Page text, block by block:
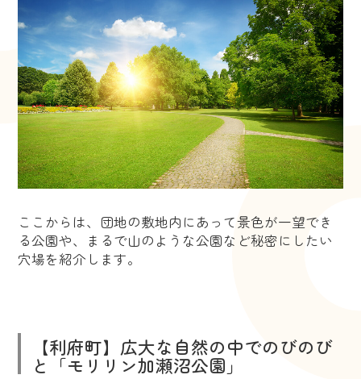
ここからは、団地の敷地内にあって景色が一望でき
る公園や、まるで山のような公園など秘密にしたい
穴場を紹介します。
【利府町】広大な自然の中でのびのび
と「モリリン加瀬沼公園」